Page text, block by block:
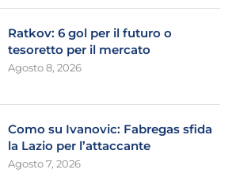
Ratkov: 6 gol per il futuro o
tesoretto per il mercato
Agosto 8, 2026
Como su Ivanovic: Fabregas sfida
la Lazio per l’attaccante
Agosto 7, 2026